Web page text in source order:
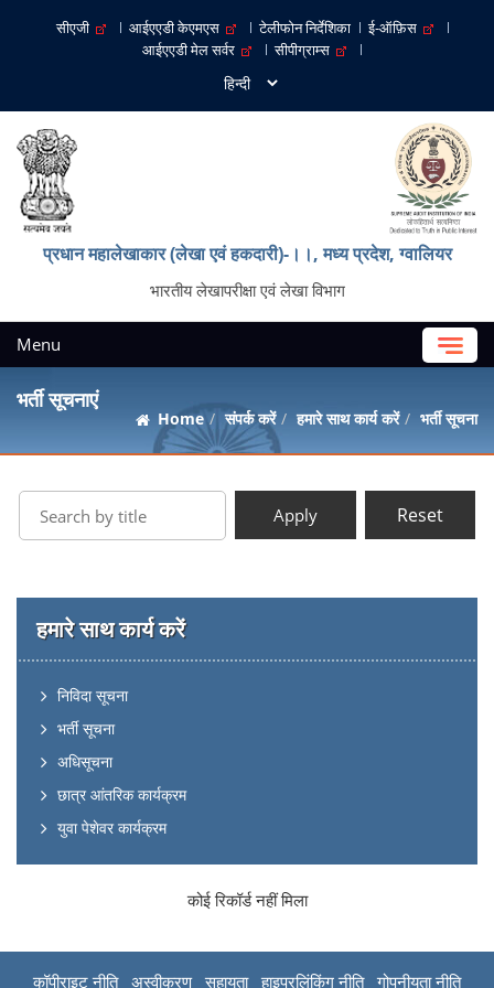
सीएजी आईएएडी केएमएस टेलीफोन निर्देशिका
ई-ऑफ़िस
आईएएडी मेल सर्वर
सीपीग्राम्स
प्रधान महालेखाकार (लेखा एवं हकदारी)-।।, मध्‍य प्रदेश, ग्‍वालियर
भारतीय लेखापरीक्षा एवं लेखा विभाग
Menu
भर्ती सूचनाएं
Home संपर्क करें हमारे साथ कार्य करें भर्ती सूचना
Apply Reset
हमारे साथ कार्य करें
निविदा सूचना
भर्ती सूचना
अधिसूचना
छात्र आंतरिक कार्यक्रम
युवा पेशेवर कार्यक्रम
कोई रिकॉर्ड नहीं मिला
कॉपीराइट नीति अस्वीकरण सहायता हाइपरलिंकिंग नीति गोपनीयता नीति